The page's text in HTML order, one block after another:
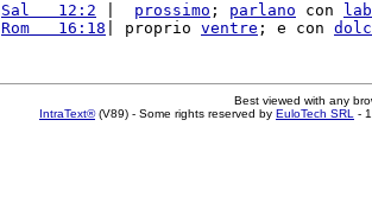
Sal   12:2 prossimo ; parlano con
Rom   16:18 | proprio ventre ; e con
Best viewed with any
IntraText®(V89) - Some rights reserved by EuloTech SRL -